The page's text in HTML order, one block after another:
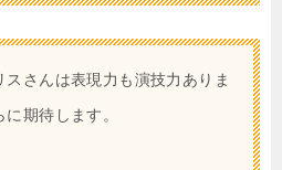
さんは表現力も演技力ありま
期待します。